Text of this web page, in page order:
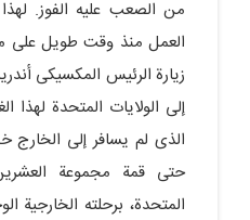
من الصعب علیه الفوز.
العمل منذ وقت طویل على
زیارة الرئیس المکسیکی
إلى الولایات المتحدة لهذا
الذی لم یسافر إلى الخارج
حتى قمة مجموعة
المتحدة، برحلته الخارجیة